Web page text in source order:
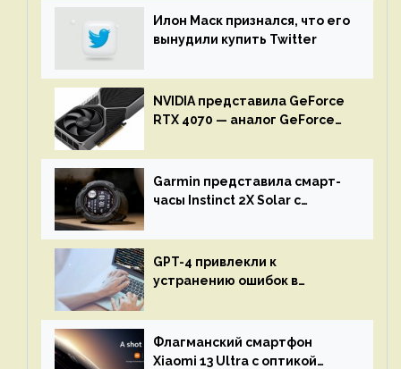
Илон Маск признался, что его
вынудили купить Twitter
NVIDIA представила GeForce
RTX 4070 — аналог GeForce
Garmin представила смарт-
часы Instinct 2X Solar с
GPT-4 привлекли к
устранению ошибок в
остановится до полного
восстановления кода и
объяснит, что пошло не так
Флагманский смартфон
Xiaomi 13 Ultra с оптикой